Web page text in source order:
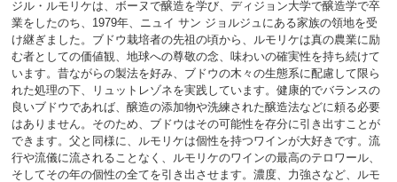
ジル・ルモリケは、ボーヌで醸造を学び、ディジョン大学で醸造学で卒
業をしたのち、1979年、ニュイ サン ジョルジュにある家族の領地を受
け継ぎました。ブドウ栽培者の先祖の頃から、ルモリケは真の農業に励
む者としての価値観、地球への尊敬の念、味わいの確実性を持ち続けて
います。昔ながらの製法を好み、ブドウの木々の生態系に配慮して限ら
れた処理の下、リュットレゾネを実践しています。健康的でバランスの
良いブドウであれば、醸造の添加物や洗練された醸造法などに頼る必要
はありません。そのため、ブドウはその可能性を存分に引き出すことが
できます。父と同様に、ルモリケは個性を持つワインが大好きです。流
行や流儀に流されることなく、ルモリケのワインの最高のテロワール、
そしてその年の個性の全てを引き出させます。濃度、力強さなど、ルモ